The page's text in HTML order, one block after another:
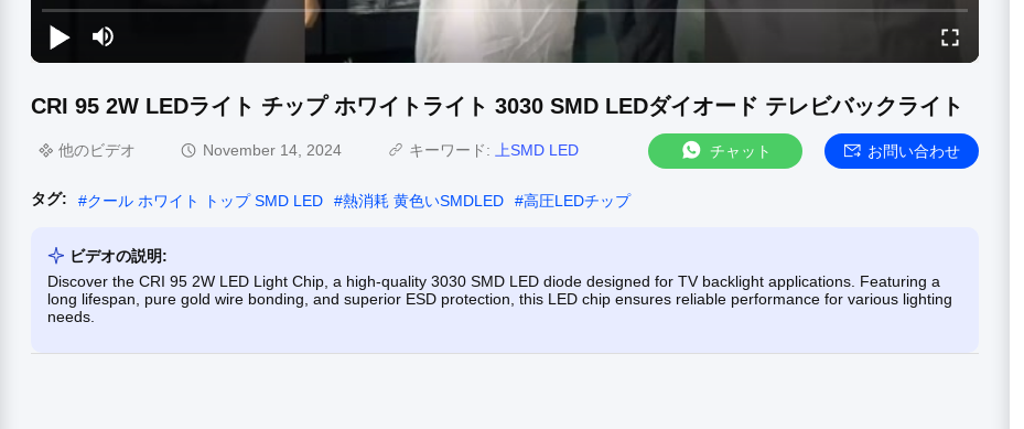
CRI 95 2W LEDライト チップ ホワイトライト 3030 SMD LEDダイオード テレビバックライト
他のビデオ November 14, 2024 キーワード: 上SMD LED チャット お問い合わせ
タグ: #クール ホワイト トップ SMD LED #熱消耗 黄色いSMDLED #高圧LEDチップ
ビデオの説明:
Discover the CRI 95 2W LED Light Chip, a high-quality 3030 SMD LED diode designed for TV backlight applications. Featuring a
long lifespan, pure gold wire bonding, and superior ESD protection, this LED chip ensures reliable performance for various lighting
needs.